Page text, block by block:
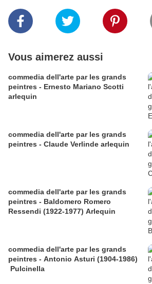
Vous aimerez aussi
commedia dell'arte par les grands
peintres - Ernesto Mariano Scotti
arlequin
commedia dell'arte par les grands
peintres - Claude Verlinde arlequin
commedia dell'arte par les grands
peintres - Baldomero Romero
Ressendi (1922-1977) Arlequin
commedia dell'arte par les grands
peintres - Antonio Asturi (1904-1986)
Pulcinella